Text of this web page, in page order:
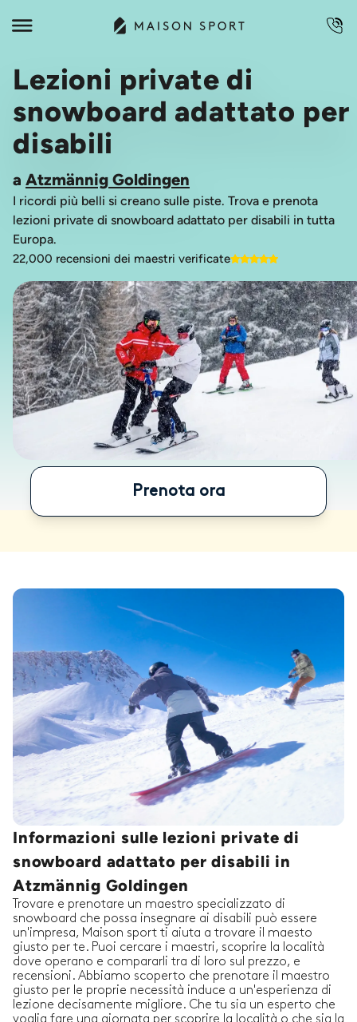
Lezioni private di
snowboard adattato per
disabili
a Atzmännig Goldingen
I ricordi più belli si creano sulle piste. Trova e prenota
lezioni private di snowboard adattato per disabili in tutta
Europa.
22,000 recensioni dei maestri verificate
Prenota ora
Informazioni sulle lezioni private di
snowboard adattato per disabili in
Atzmännig Goldingen
Trovare e prenotare un maestro specializzato di
snowboard che possa insegnare ai disabili può essere
un'impresa, Maison sport ti aiuta a trovare il maesto
giusto per te. Puoi cercare i maestri, scoprire la località
dove operano e compararli tra di loro sul prezzo, e
recensioni. Abbiamo scoperto che prenotare il maestro
giusto per le proprie necessità induce a un'esperienza di
lezione decisamente migliore. Che tu sia un esperto che
voglia fare una giornata per scoprire la località o che sia la